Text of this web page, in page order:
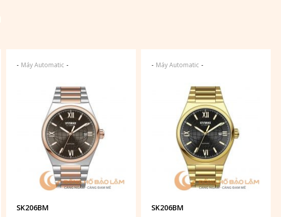
- Máy Automatic -
SK206BM
- Máy Automatic -
SK206BM